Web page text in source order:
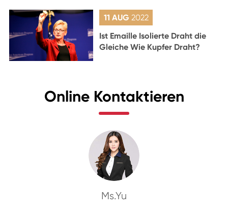
11 AUG 2022
Ist Emaille Isolierte Draht die
Gleiche Wie Kupfer Draht?
Online Kontaktieren
Ms.Yu